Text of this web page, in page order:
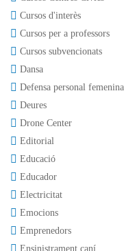
Cursos d'interès
Cursos per a professors
Cursos subvencionats
Dansa
Defensa personal femenina
Deures
Drone Center
Editorial
Educació
Educador
Electricitat
Emocions
Emprenedors
Ensinistrament caní